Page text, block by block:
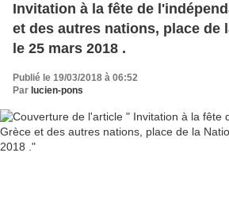
Invitation à la fête de
et des autres nations, place de
le 25 mars 2018 .
Publié le 19/03/2018 à 06:52
Par lucien-pons